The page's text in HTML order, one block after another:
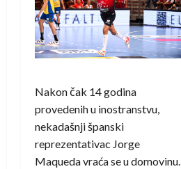
Nakon čak 14 godina
provedenih u inostranstvu,
nekadašnji španski
reprezentativac Jorge
Maquedavraća se u domovinu.